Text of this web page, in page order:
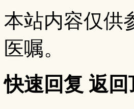
本站内容仅供
医嘱。
快速回复 返回